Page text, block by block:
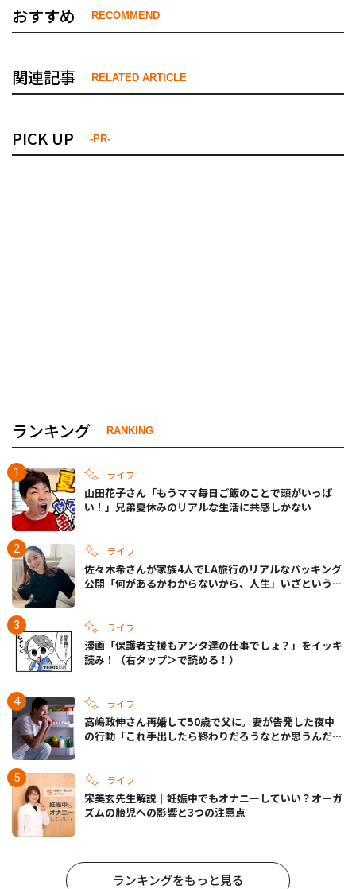
おすすめ RECOMMEND
関連記事 RELATED ARTICLE
PICK UP -PR-
ランキング RANKING
ライフ
山田花子さん「もうママ毎日ご飯のことで頭がいっぱ
い！」兄弟夏休みのリアルな生活に共感しかない
ライフ
佐々木希さんが家族4人でLA旅行のリアルなパッキング
公開「何があるかわからないから、人生」いざというと
ライフ
漫画「保護者支援もアンタ達の仕事でしょ？」をイッキ
読み！（右タップ＞で読める！）
ライフ
高嶋政伸さん再婚して50歳で父に。妻が告発した夜中
の行動「これ手出したら終わりだろうなとか思うんだけ
ライフ
宋美玄先生解説｜妊娠中でもオナニーしていい？オーガ
ズムの胎児への影響と3つの注意点
ランキングをもっと見る